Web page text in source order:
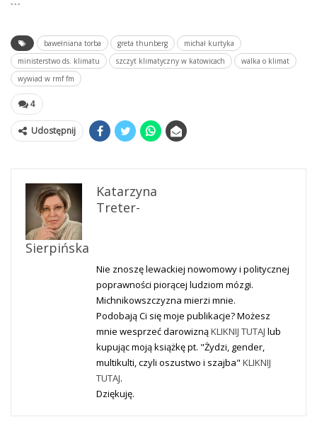
```
bawełniana torba greta thunberg
michał kurtyka
ministerstwo ds. klimatu
szczyt klimatyczny w katowicach
walka o klimat
wywiad w rmf fm
4
Udostępnij
Katarzyna
Treter-
Sierpińska
Nie znoszę lewackiej nowomowy i politycznej
poprawności piorącej ludziom mózgi.
Michnikowszczyzna mierzi mnie.
Podobają Ci się moje publikacje? Możesz
mnie wesprzeć darowiznąKLIKNIJ TUTAJ lub
kupując moją książkę pt. "Żydzi, gender,
multikulti, czyli oszustwo i szajba" KLIKNIJ
TUTAJ.
Dziękuję.